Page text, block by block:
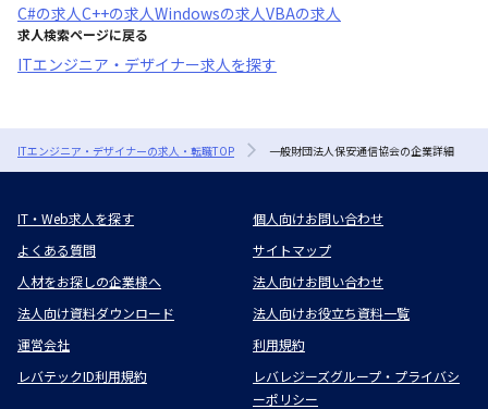
C#の求人C++の求人Windowsの求人VBAの求人
求人検索ページに戻る
ITエンジニア・デザイナー求人を探す
ITエンジニア・デザイナーの求人・転職TOP 一般財団法人保安通信協会の企業詳細
IT・Web求人を探す
個人向けお問い合わせ
よくある質問
サイトマップ
人材をお探しの企業様へ
法人向けお問い合わせ
法人向け資料ダウンロード
法人向けお役立ち資料一覧
運営会社
利用規約
レバテックID利用規約
レバレジーズグループ・プライバシ
ーポリシー